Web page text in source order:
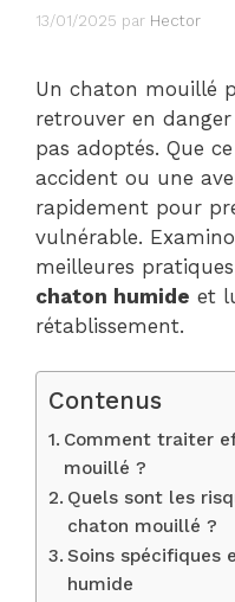
13/01/2025 par Hector
Un chaton mouillé
retrouver en
pas adoptés. Que
accident ou une
rapidement pour
vulnérable.
meilleures
chaton humide et
rétablissement.
Contenus
Comment traiter
mouillé ?
Quels sont les
chaton mouillé ?
Soins spécifiques
humide